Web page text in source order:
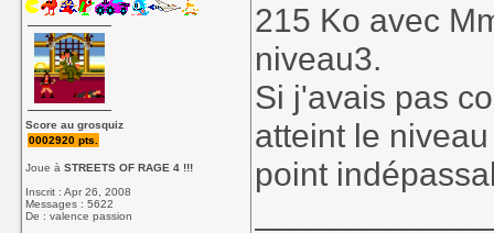
Score au grosquiz
0002920 pts.
Joue àSTREETS OF RAGE 4 !!!
Inscrit : Apr 26, 2008
Messages : 5622
De : valence passion
215 Ko avec
niveau3.
Si j'avais pas
atteint le
point